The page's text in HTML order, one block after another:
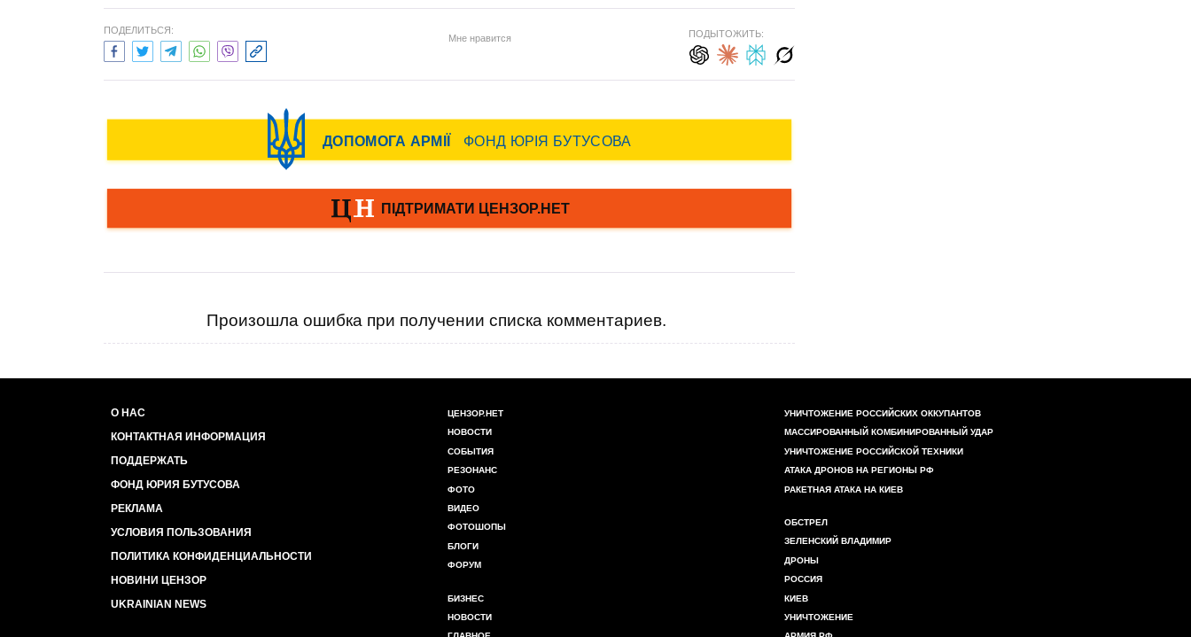
ПОДЕЛИТЬСЯ:
Мне нравится ПОДЫТОЖИТЬ:
Произошла ошибка при получении списка комментариев.
О НАС
КОНТАКТНАЯ ИНФОРМАЦИЯ
ПОДДЕРЖАТЬ
ФОНД ЮРИЯ БУТУСОВА
РЕКЛАМА
УСЛОВИЯ ПОЛЬЗОВАНИЯ
ПОЛИТИКА КОНФИДЕНЦИАЛЬНОСТИ
НОВИНИ ЦЕНЗОР
UKRAINIAN NEWS
ЦЕНЗОР.НЕТ
НОВОСТИ
СОБЫТИЯ
РЕЗОНАНС
ФОТО
ВИДЕО
ФОТОШОПЫ
БЛОГИ
ФОРУМ
БИЗНЕС
НОВОСТИ
УНИЧТОЖЕНИЕ РОССИЙСКИХ ОККУПАНТОВ
МАССИРОВАННЫЙ КОМБИНИРОВАННЫЙ УДАР
УНИЧТОЖЕНИЕ РОССИЙСКОЙ ТЕХНИКИ
АТАКА ДРОНОВ НА РЕГИОНЫ РФ
РАКЕТНАЯ АТАКА НА КИЕВ
ОБСТРЕЛ
ЗЕЛЕНСКИЙ ВЛАДИМИР
ДРОНЫ
РОССИЯ
КИЕВ
УНИЧТОЖЕНИЕ